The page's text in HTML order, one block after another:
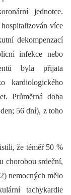
jednotce.
více
dekompenzací
infekce nebo
byla přijata
kardiologického
Průměrná doba
56 dní), z toho
že téměř 50 %
chorobou srdeční,
nemocných mělo
tachykardie